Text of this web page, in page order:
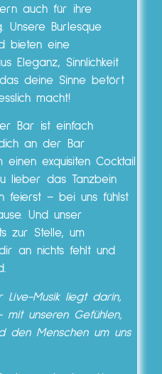
auch für ihre
Unsere Burlesque
bieten eine
Eleganz, Sinnlichkeit
das deine Sinne betört
macht!
Bar ist einfach
an der Bar
einen exquisiten Cocktail
lieber das Tanzbein
feierst – bei uns fühlst
Und unser
zur Stelle, um
an nichts fehlt und
Musik liegt darin,
unseren Gefühlen,
den Menschen um uns